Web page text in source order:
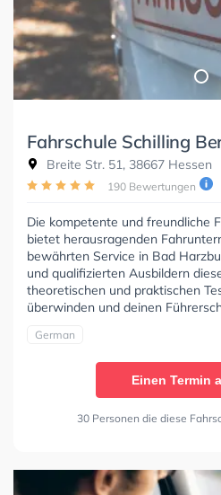
Fahrschule Schilling
Breite Str. 51, 38667 Hessen
190 Bewertungen
Die kompetente und freundliche
bietet herausragenden
bewährten Service in Bad
und qualifizierten Ausbildern
theoretischen und praktischen
überwinden und deinen
German
Einen Termin
30 Personen die diese